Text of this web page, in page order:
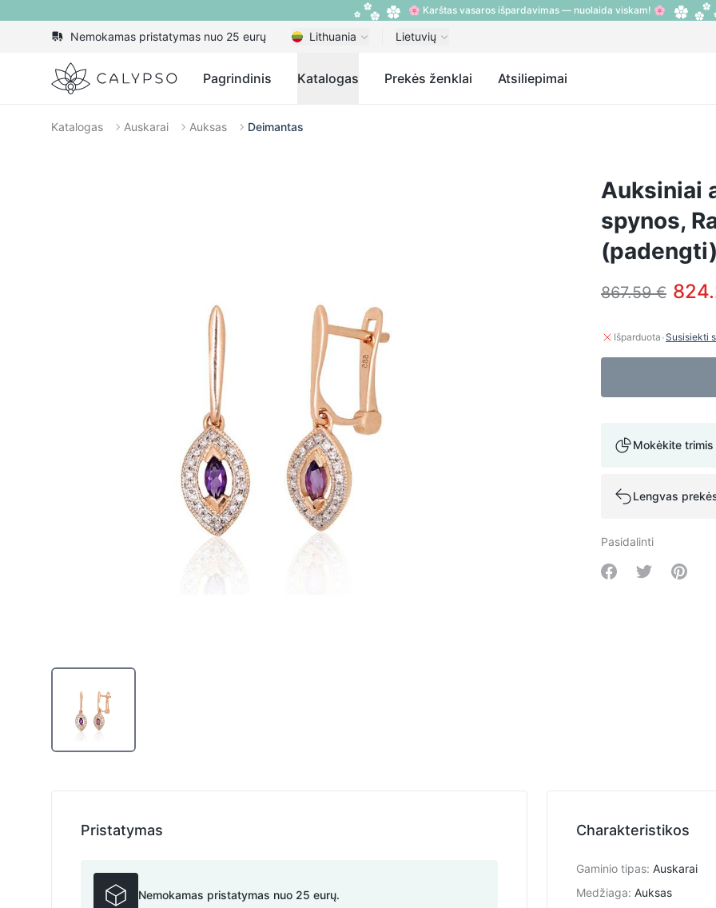
🌸 Karštas vasaros išpardavimas — nuolaida viskam! 🌸
Nemokamas pristatymas nuo 25 eurų Lithuania Lietuvių
Calypso Pagrindinis Katalogas Prekės ženklai Atsiliepimai
Katalogas Auskarai Auksas Deimantas
Auksiniai
spynos,
867.59 €
Išparduota ·Susisiekti
Mokėkite
Lengvas
Pasidalinti
Share onShare on
Charakteristikos
Gaminio tipas: Auskarai
Medžiaga: Auksas
Pristatymas
Nemokamas pristatymas nuo 25 eurų.